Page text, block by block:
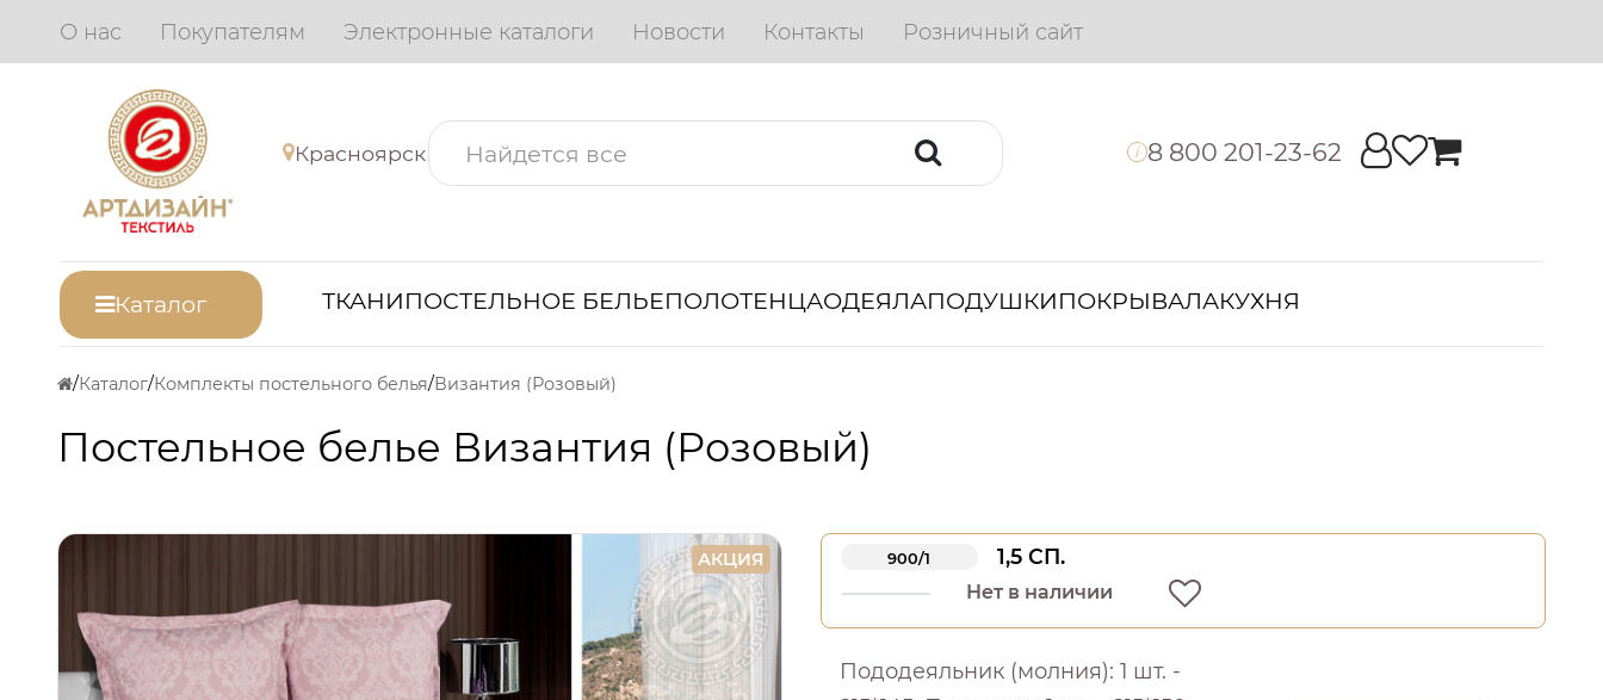
О нас Покупателям Электронные каталоги Новости Контакты Розничный сайт
Красноярск i 8 800 201-23-62
Каталог ТКАНИПОСТЕЛЬНОЕ БЕЛЬЕПОЛОТЕНЦАОДЕЯЛАПОДУШКИПОКРЫВАЛАКУХНЯ
Каталог Комплекты постельного белья Византия (Розовый)
Постельное белье Византия (Розовый)
АКЦИЯ 900/1 1,5 СП.
Нет в наличии
Пододеяльник (молния): 1 шт. -